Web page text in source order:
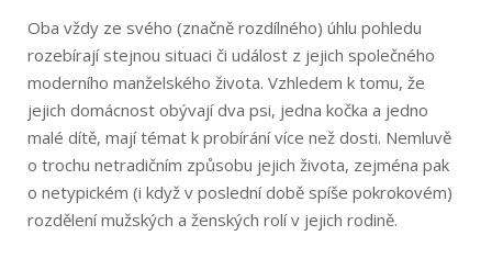
Oba vždy ze svého (značně rozdílného) úhlu pohledu
rozebírají stejnou situaci či událost z jejich společného
moderního manželského života. Vzhledem k tomu, že
jejich domácnost obývají dva psi, jedna kočka a jedno
malé dítě, mají témat k probírání více než dosti. Nemluvě
o trochu netradičním způsobu jejich života, zejména pak
o netypickém (i když v poslední době spíše pokrokovém)
rozdělení mužských a ženských rolí v jejich rodině.